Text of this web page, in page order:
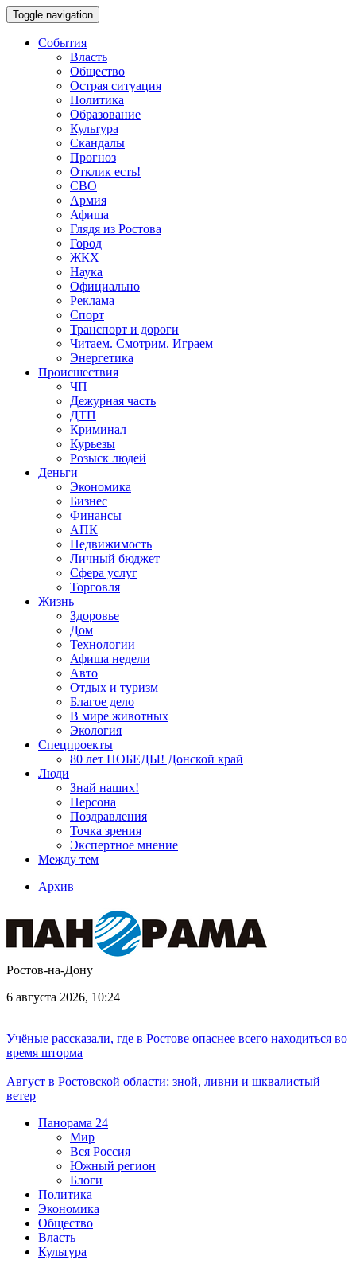
Toggle navigation
События
Власть
Общество
Острая ситуация
Политика
Образование
Культура
Скандалы
Прогноз
Отклик есть!
СВО
Армия
Афиша
Глядя из Ростова
Город
ЖКХ
Наука
Официально
Реклама
Спорт
Транспорт и дороги
Читаем. Смотрим. Играем
Энергетика
Происшествия
ЧП
Дежурная часть
ДТП
Криминал
Курьезы
Розыск людей
Деньги
Экономика
Бизнес
Финансы
АПК
Недвижимость
Личный бюджет
Сфера услуг
Торговля
Жизнь
Здоровье
Дом
Технологии
Афиша недели
Авто
Отдых и туризм
Благое дело
В мире животных
Экология
Спецпроекты
80 лет ПОБЕДЫ! Донской край
Люди
Знай наших!
Персона
Поздравления
Точка зрения
Экспертное мнение
Между тем
Архив
Ростов-на-Дону
6 августа 2026, 10:24
Учёные рассказали, где в Ростове опаснее всего находиться во
время шторма
Август в Ростовской области: зной, ливни и шквалистый
ветер
Панорама 24
Мир
Вся Россия
Южный регион
Блоги
Политика
Экономика
Общество
Власть
Культура